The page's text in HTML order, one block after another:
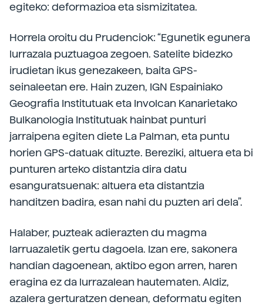
egiteko: deformazioa eta sismizitatea.
Horrela oroitu du Prudenciok: “Egunetik egunera
lurrazala puztuagoa zegoen. Satelite bidezko
irudietan ikus genezakeen, baita GPS-
seinaleetan ere. Hain zuzen, IGN Espainiako
Geografia Institutuak eta Involcan Kanarietako
Bulkanologia Institutuak hainbat punturi
jarraipena egiten diete La Palman, eta puntu
horien GPS-datuak dituzte. Bereziki, altuera eta bi
punturen arteko distantzia dira datu
esanguratsuenak: altuera eta distantzia
handitzen badira, esan nahi du puzten ari dela”.
Halaber, puzteak adierazten du magma
larruazaletik gertu dagoela. Izan ere, sakonera
handian dagoenean, aktibo egon arren, haren
eragina ez da lurrazalean hautematen. Aldiz,
azalera gerturatzen denean, deformatu egiten